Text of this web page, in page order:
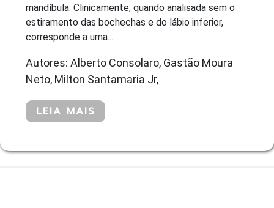
mandíbula. Clinicamente, quando analisada sem o
estiramento das bochechas e do lábio inferior,
corresponde a uma...
Autores: Alberto Consolaro, Gastão Moura
Neto, Milton Santamaria Jr,
LEIA MAIS